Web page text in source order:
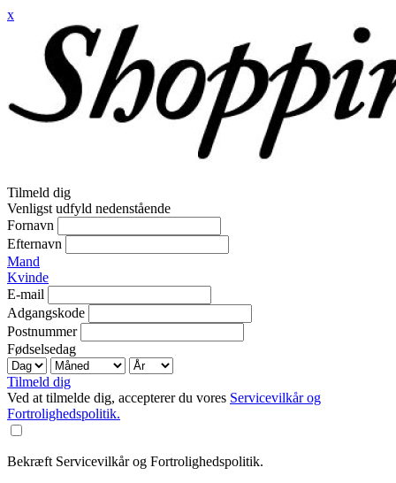
x
Tilmeld dig
Venligst udfyld nedenstående
Fornavn
Efternavn
Mand
Kvinde
E-mail
Adgangskode
Postnummer
Fødselsedag
Tilmeld dig
Ved at tilmelde dig, accepterer du vores Servicevilkår og
Fortrolighedspolitik.
Bekræft Servicevilkår og Fortrolighedspolitik.